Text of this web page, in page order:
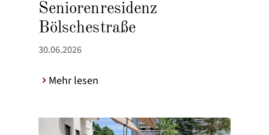
Seniorenresidenz
Bölschestraße
30.06.2026
Mehr lesen